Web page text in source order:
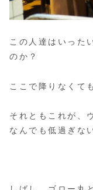
この人達はいった
のか？
ここで降りなくて
それともこれが、
なんでも低過ぎな